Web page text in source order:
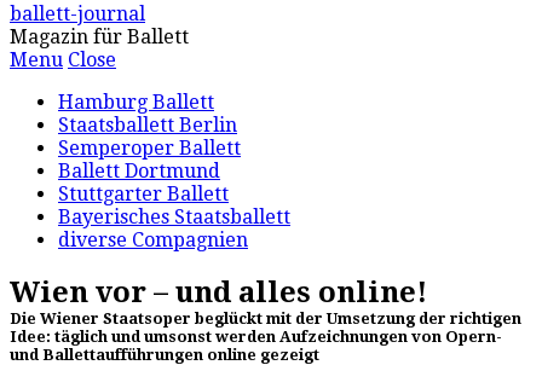
ballett-journal
Magazin für Ballett
Menu Close
Hamburg Ballett
Staatsballett Berlin
Semperoper Ballett
Ballett Dortmund
Stuttgarter Ballett
Bayerisches Staatsballett
diverse Compagnien
Wien vor – und alles online!
Die Wiener Staatsoper beglückt mit der Umsetzung der richtigen
Idee: täglich und umsonst werden Aufzeichnungen von Opern-
und Ballettaufführungen online gezeigt